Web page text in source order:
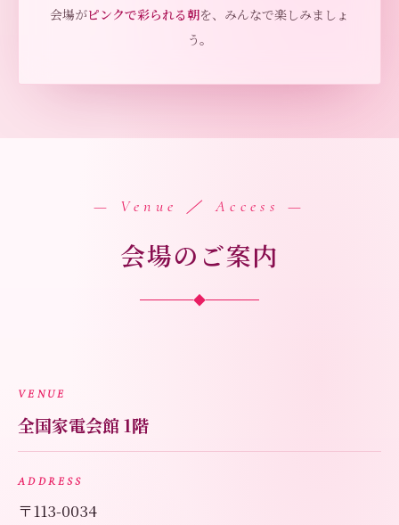
会場がピンクで彩られる朝を、みんなで楽しみましょ
う。
— Venue ／ Access —
会場のご案内
◆
VENUE
全国家電会館 1階
ADDRESS
〒113-0034